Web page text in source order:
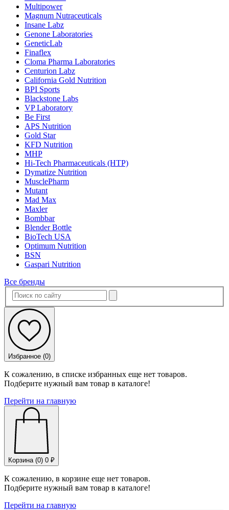
Multipower
Magnum Nutraceuticals
Insane Labz
Genone Laboratories
GeneticLab
Finaflex
Cloma Pharma Laboratories
Centurion Labz
California Gold Nutrition
BPI Sports
Blackstone Labs
VP Laboratory
Be First
APS Nutrition
Gold Star
KFD Nutrition
MHP
Hi-Tech Pharmaceuticals (HTP)
Dymatize Nutrition
MusclePharm
Mutant
Mad Max
Maxler
Bombbar
Blender Bottle
BioTech USA
Optimum Nutrition
BSN
Gaspari Nutrition
Все бренды
Избранное (0)
К сожалению, в списке избранных еще нет товаров.
Подберите нужный вам товар в каталоге!
Перейти на главную
Корзина (0) 0 ₽
К сожалению, в корзине еще нет товаров.
Подберите нужный вам товар в каталоге!
Перейти на главную